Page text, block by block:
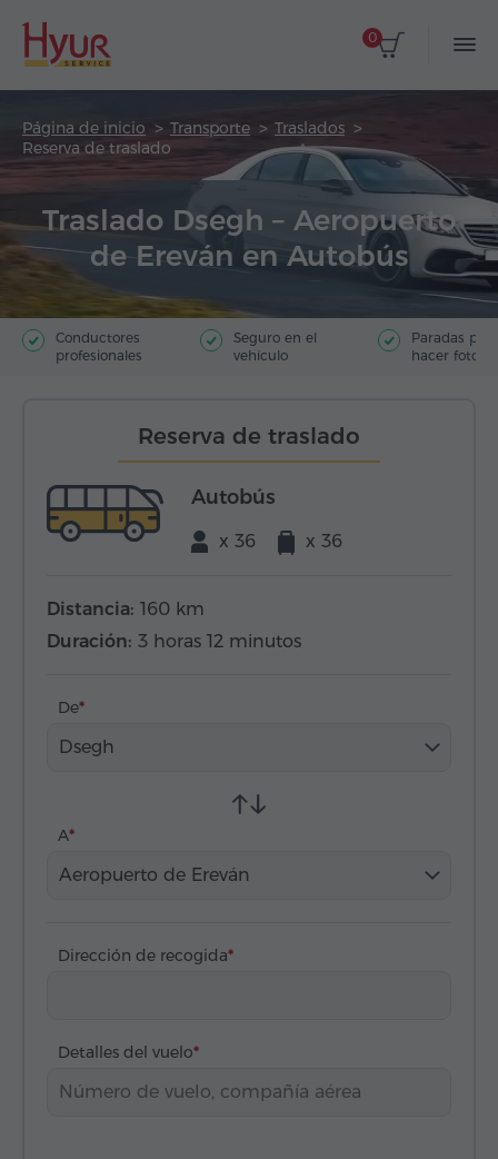
0
Página de inicio Transporte
Traslados
Reserva de traslado
Traslado Dsegh – Aeropuerto
de Ereván en Autobús
Conductores
profesionales
Seguro en el
vehículo
Paradas para
hacer fotos
Reserva de traslado
Autobús
x 36 x 36
Distancia: 160 km
Duración: 3 horas 12 minutos
De
Dsegh
A
Aeropuerto de Ereván
Dirección de recogida
Detalles del vuelo